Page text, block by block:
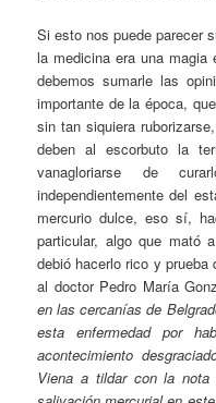
Si esto nos puede parecer
la medicina era una magia
debemos sumarle las
importante de la época,
sin tan siquiera
deben al escorbuto la
vanagloriarse de
independientemente del
mercurio dulce, eso sí,
particular, algo que mató
debió hacerlo rico y
al doctor Pedro María
en las cercanías de
esta enfermedad por
acontecimiento
Viena a tildar con la